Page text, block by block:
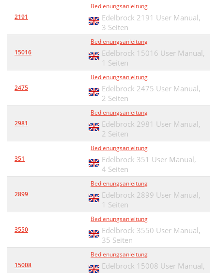
2191
Bedienungsanleitung
Edelbrock 2191 User Manual,
3 Seiten
15016
Bedienungsanleitung
Edelbrock 15016 User Manual,
1 Seiten
2475
Bedienungsanleitung
Edelbrock 2475 User Manual,
2 Seiten
2981
Bedienungsanleitung
Edelbrock 2981 User Manual,
2 Seiten
351
Bedienungsanleitung
Edelbrock 351 User Manual,
4 Seiten
2899
Bedienungsanleitung
Edelbrock 2899 User Manual,
1 Seiten
3550
Bedienungsanleitung
Edelbrock 3550 User Manual,
35 Seiten
15008
Bedienungsanleitung
Edelbrock 15008 User Manual,